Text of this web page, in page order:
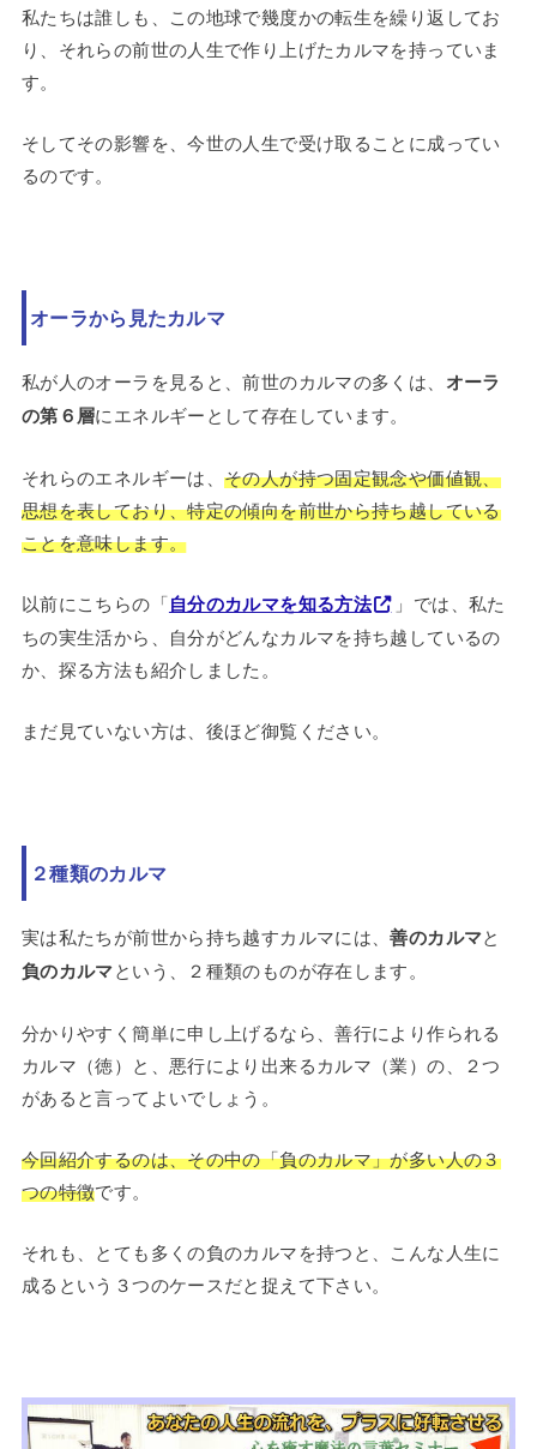
私たちは誰しも、この地球で幾度かの転生を繰り返してお
り、それらの前世の人生で作り上げたカルマを持っていま
す。
そしてその影響を、今世の人生で受け取ることに成ってい
るのです。
オーラから見たカルマ
私が人のオーラを見ると、前世のカルマの多くは、 オーラ
の第６層にエネルギーとして存在しています。
それらのエネルギーは、その人が持つ固定観念や価値観、
思想を表しており、特定の傾向を前世から持ち越している
ことを意味します。
以前にこちらの「自分のカルマを知る方法
」では、私た
ちの実生活から、自分がどんなカルマを持ち越しているの
か、探る方法も紹介しました。
まだ見ていない方は、後ほど御覧ください。
２種類のカルマ
実は私たちが前世から持ち越すカルマには、善のカルマと
負のカルマという、２種類のものが存在します。
分かりやすく簡単に申し上げるなら、善行により作られる
カルマ（徳）と、悪行により出来るカルマ（業）の、２つ
があると言ってよいでしょう。
今回紹介するのは、その中の「負のカルマ」が多い人の３
つの特徴です。
それも、とても多くの負のカルマを持つと、こんな人生に
成るという３つのケースだと捉えて下さい。